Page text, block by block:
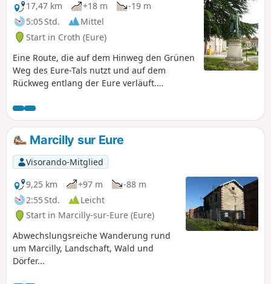
17,47 km
+18 m
-19 m
5:05 Std.
Mittel
Start in Croth (Eure)
Eine Route, die auf dem Hinweg den Grünen
Weg des Eure-Tals nutzt und auf dem
Rückweg entlang der Eure verläuft.
ist diese Route komplett schlammfrei.
Marcilly sur Eure
Visorando-Mitglied
9,25 km
+97 m
-88 m
2:55 Std.
Leicht
Start in Marcilly-sur-Eure (Eure)
Abwechslungsreiche Wanderung rund
um Marcilly, Landschaft, Wald und
Dörfer...